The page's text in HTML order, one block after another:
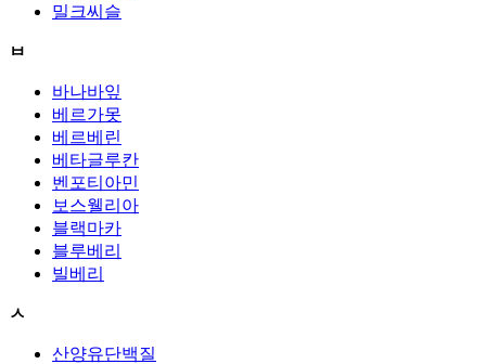
밀크씨슬
ㅂ
바나바잎
베르가못
베르베린
베타글루칸
벤포티아민
보스웰리아
블랙마카
블루베리
빌베리
ㅅ
산양유단백질